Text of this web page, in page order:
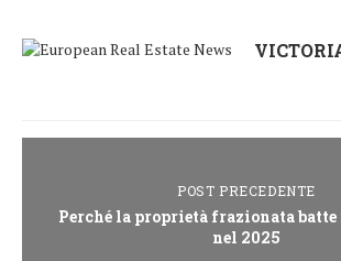
POST PRECEDENTE
Perché la proprietà frazionata
nel 2025